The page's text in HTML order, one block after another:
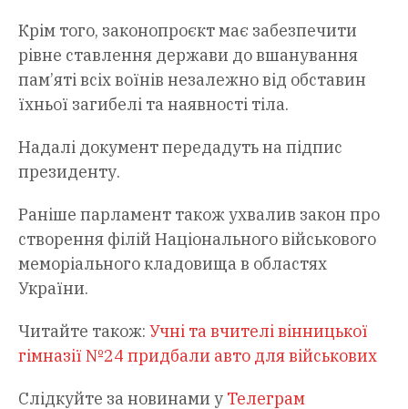
Крім того, законопроєкт має забезпечити
рівне ставлення держави до вшанування
пам’яті всіх воїнів незалежно від обставин
їхньої загибелі та наявності тіла.
Надалі документ передадуть на підпис
президенту.
Раніше парламент також ухвалив закон про
створення філій Національного військового
меморіального кладовища в областях
України.
Читайте також: Учні та вчителі вінницької
гімназії №24 придбали авто для військових
Слідкуйте за новинами у Телеграм